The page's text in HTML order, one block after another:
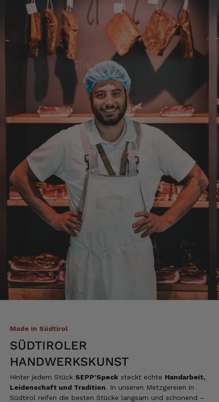
Made in Südtirol
SÜDTIROLER
HANDWERKSKUNST
Hinter jedem Stück SEPP’Speck steckt echte Handarbeit,
Leidenschaft und Tradition. In unseren Metzgereien in
Südtirol reifen die besten Stücke langsam und schonend –
Hervorragende Qualität mit Geschmack
4.8.2026
Dorothea
Verifizierter Kunde
Erstklassige Ware Hervorragende Qualität
Sehr gutes Preis Leistungsverhältnis
4.8.2026
Verifizierter Kunde
Sehr gute Ware , schnelle Zusendung. Ich bin
sehr zufrieden. Gern wieder!
4.8.2026
Sebastian
Verifizierter Kunde
... schnelle Lieferung, super Service und die
Ware( Probierpaket und Speck "Herzstück")
sieht hervorragend aus und schmeckt auch
dementsprechend...
4.8.2026
beschädigt. Aber sonst war alles super!!!
Gruß Mathias Gotthold
Alle Bewertungen Lesen